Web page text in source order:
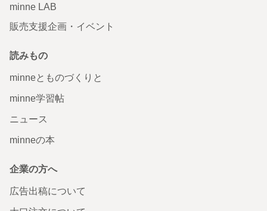
minne LAB
販売支援企画・イベント
読みもの
minneとものづくりと
minne学習帖
ニュース
minneの本
企業の方へ
広告出稿について